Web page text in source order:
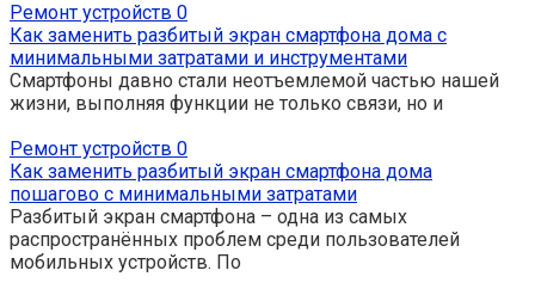
Ремонт устройств 0
Как заменить разбитый экран смартфона дома с
минимальными затратами и инструментами
Смартфоны давно стали неотъемлемой частью нашей
жизни, выполняя функции не только связи, но и
Ремонт устройств 0
Как заменить разбитый экран смартфона дома
пошагово с минимальными затратами
Разбитый экран смартфона – одна из самых
распространённых проблем среди пользователей
мобильных устройств. По